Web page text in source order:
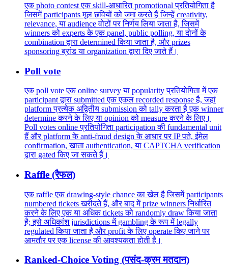
एक photo contest एक skill-आधारित promotional प्रतियोगिता है
जिसमें participants मूल छवियों को जमा करते हैं जिन्हें creativity,
relevance, या audience वोटों पर निर्णय लिया जाता है, जिसमें
winners को experts के एक panel, public polling, या दोनों के
combination द्वारा determined किया जाता है, और prizes
sponsoring ब्रांड या organization द्वारा दिए जाते हैं।
Poll vote
एक poll vote एक online survey या popularity प्रतियोगिता में एक
participant द्वारा submitted एक एकल recorded response है, जहां
platform प्रत्येक अद्वितीय submission को tally करता है एक winner
determine करने के लिए या opinion को measure करने के लिए।
Poll votes online प्रतियोगिता participation की fundamental unit
हैं और platform के anti-fraud design के आधार पर IP पते, ईमेल
confirmation, खाता authentication, या CAPTCHA verification
द्वारा gated किए जा सकते हैं।
Raffle (रैफल)
एक raffle एक drawing-style chance का खेल है जिसमें participants
numbered tickets खरीदते हैं, और बाद में prize winners निर्धारित
करने के लिए एक या अधिक tickets को randomly draw किया जाता
है; इसे अधिकांश jurisdictions में gambling के रूप में legally
regulated किया जाता है और profit के लिए operate किए जाने पर
आमतौर पर एक license की आवश्यकता होती है।
Ranked-Choice Voting (पसंद-क्रम मतदान)